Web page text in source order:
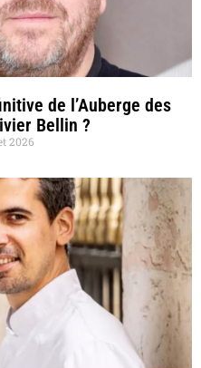
de l’Auberge des
Bellin ?
2026